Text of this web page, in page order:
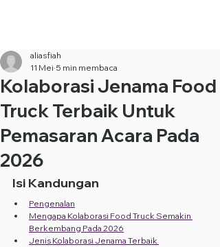
Kolaborasi Jenama Food
Truck Terbaik Untuk
Pemasaran Acara Pada
2026
aliasfiah
11 Mei 5 min membaca
Isi Kandungan
Pengenalan
Mengapa Kolaborasi Food Truck Semakin
Berkembang Pada 2026
Jenis Kolaborasi Jenama Terbaik